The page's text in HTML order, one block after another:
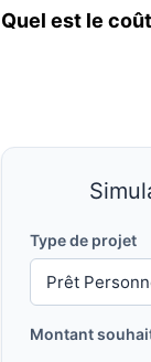
Quel est le
Type de projet
Montant